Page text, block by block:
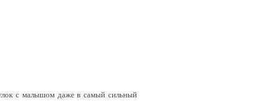
с малышом даже в самый сильный